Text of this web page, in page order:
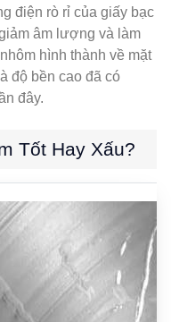
điện rò rỉ của giấy bạc
âm lượng và làm
hình thành về mặt
độ bền cao đã có
đây.
Tốt Hay Xấu?